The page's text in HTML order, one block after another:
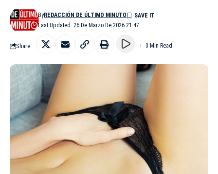
Last Updated: 26 De Marzo De 2026 21:47
ByREDACCIÓN DE ÚLTIMO MINUTO
Share 3 Min Read